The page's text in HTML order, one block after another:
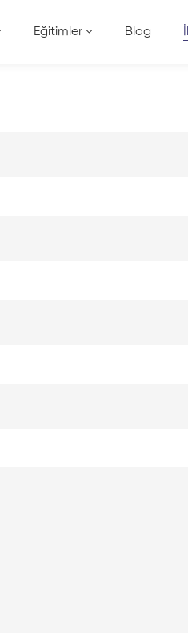
Eğitimler Blog